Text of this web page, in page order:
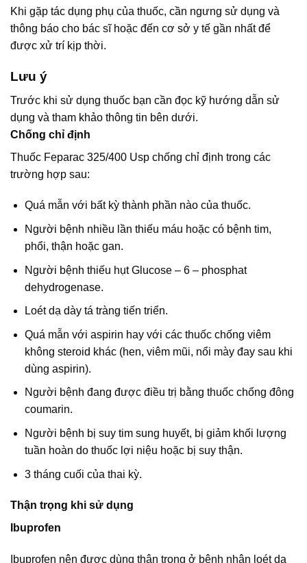
Khi gặp tác dụng phụ của thuốc, cần ngưng sử dụng và
thông báo cho bác sĩ hoặc đến cơ sở y tế gần nhất để
được xử trí kịp thời.
Lưu ý
Trước khi sử dụng thuốc bạn cần đọc kỹ hướng dẫn sử
dụng và tham khảo thông tin bên dưới.
Chống chỉ định
Thuốc Feparac 325/400 Usp chống chỉ định trong các
trường hợp sau:
Quá mẫn với bất kỳ thành phần nào của thuốc.
Người bệnh nhiều lần thiếu máu hoặc có bệnh tim,
phổi, thận hoặc gan.
Người bệnh thiếu hụt Glucose – 6 – phosphat
dehydrogenase.
Loét dạ dày tá tràng tiến triển.
Quá mẫn với aspirin hay với các thuốc chống viêm
không steroid khác (hen, viêm mũi, nổi mày đay sau khi
dùng aspirin).
Người bệnh đang được điều trị bằng thuốc chống đông
coumarin.
Người bệnh bị suy tim sung huyết, bị giảm khối lượng
tuần hoàn do thuốc lợi niệu hoặc bị suy thận.
3 tháng cuối của thai kỳ.
Thận trọng khi sử dụng
Ibuprofen
Ibuprofen nên được dùng thận trọng ở bệnh nhân loét dạ